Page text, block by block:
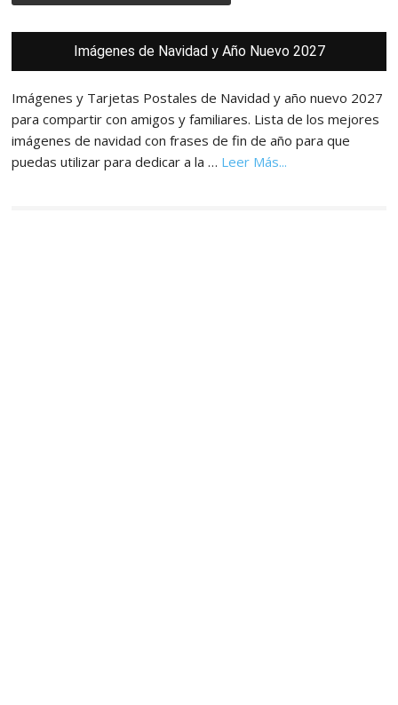
principal
Imágenes de Navidad y Año Nuevo 2027
Imágenes y Tarjetas Postales de Navidad y año nuevo 2027
para compartir con amigos y familiares. Lista de los mejores
imágenes de navidad con frases de fin de año para que
puedas utilizar para dedicar a la … Leer Más...